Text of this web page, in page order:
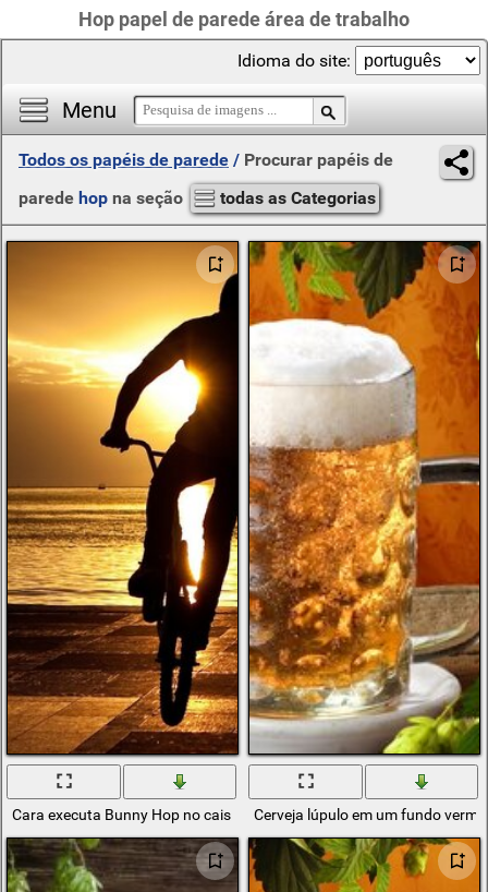
Hop papel de parede área de trabalho
Menu
Idioma do site:
Todos os papéis de parede / Procurar papéis de
parede hop na seção todas as Categorias
Cara executa Bunny Hop no cais Cerveja lúpulo em um fundo